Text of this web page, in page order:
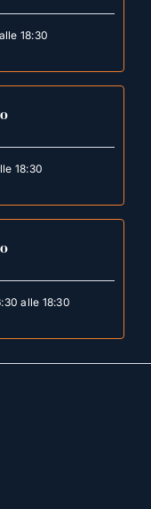
18:30
18:30
alle 18:30